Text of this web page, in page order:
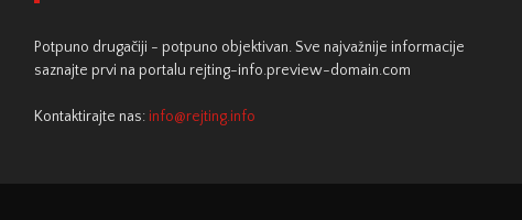
Potpuno drugačiji - potpuno objektivan. Sve najvažnije informacije
saznajte prvi na portalu rejting-info.preview-domain.com
Kontaktirajte nas: info@rejting.info